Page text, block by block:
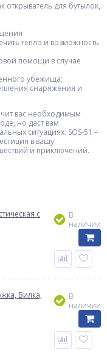
для бутылок,
тепло и возможность
помощи в случае
убежища;
снаряжения и
вас необходимым
но даст вам
ситуациях. SOS-51 –
в вашу
и приключений.
с
В
наличии
Вилка,
В
наличии